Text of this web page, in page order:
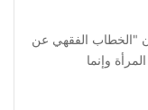
"الخطاب الفقهي عن
وإنما